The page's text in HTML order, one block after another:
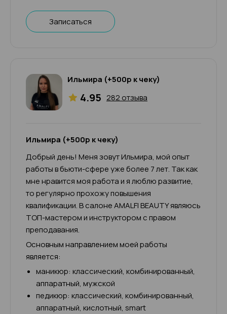
Записаться
Ильмира (+500р к чеку)
4.95 282 отзыва
Ильмира (+500р к чеку)
Добрый день! Меня зовут Ильмира, мой опыт
работы в бьюти-сфере уже более 7 лет. Так как
мне нравится моя работа и я люблю развитие,
то регулярно прохожу повышения
квалификации. В салоне AMALFI BEAUTY являюсь
ТОП-мастером и инструктором с правом
преподавания.
Основным направлением моей работы
является:
маникюр: классический, комбинированный,
аппаратный, мужской
педикюр: классический, комбинированный,
аппаратный, кислотный, smart